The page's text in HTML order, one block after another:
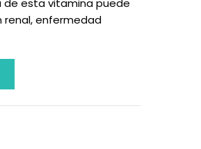
de esta vitamina puede
renal, enfermedad